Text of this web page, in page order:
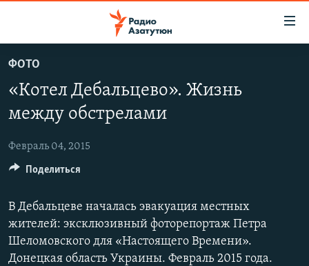
основному
содержанию
Перейти
навигации
поиску
НОВОСТИ
ПОЛИТИКА
ОБЩЕСТВО
ЭКОНОМИКА
РЕГИОН
НАГОРНЫЙ КАРАБАХ
КУЛЬТУРА
ФОТО
«Котел Дебальцево». Жизнь
между обстрелами
Февраль 04, 2015
В Дебальцеве началась эвакуация местных
жителей: эксклюзивный фоторепортаж Петра
Шеломовского для «Настоящего Времени».
Донецкая область Украины. Февраль 2015 года.
Поделиться